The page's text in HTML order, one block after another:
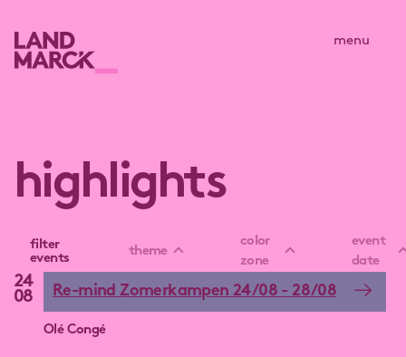
menu
highlights
filter
events
theme
color
zone
event
date
24
08
Re-mind Zomerkampen 24/08 - 28/08
Olé Congé